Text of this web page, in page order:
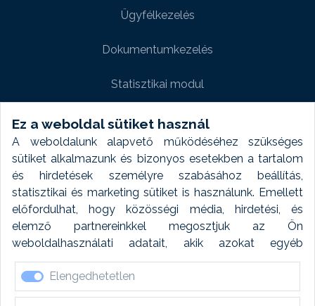
Ez a weboldal sütiket használ
A weboldalunk alapvető működéséhez szükséges
sütiket alkalmazunk és bizonyos esetekben a tartalom
és hirdetések személyre szabásához beállítás,
statisztikai és marketing sütiket is használunk. Emellett
előfordulhat, hogy közösségi média, hirdetési, és
elemző partnereinkkel megosztjuk az Ön
weboldalhasználati adatait, akik azokat egyéb
forrásokból gyűjtött adatokkal kombinálhatják. A sütik
elfogadásával kapcsolatosan naplózást végzünk és
ezen adatokat 6 hónap után automatikusan töröljük. A
Elengedhetetlen
Ügyfélkezelés
Dokumentumkezelés
Statisztikai modul
Weboldal modul
Fényképtár extra modul
Autómosó modul
Feladatütemezés